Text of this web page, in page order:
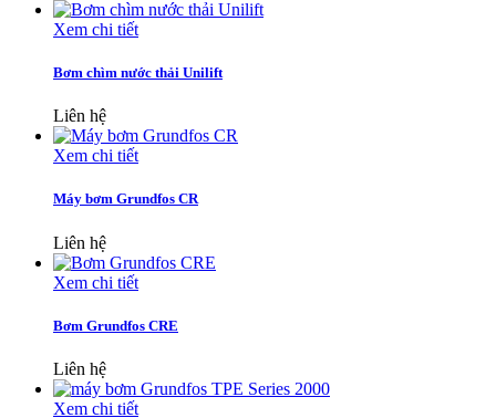
Xem chi tiết
Bơm chìm nước thải Unilift
Liên hệ
Xem chi tiết
Máy bơm Grundfos CR
Liên hệ
Xem chi tiết
Bơm Grundfos CRE
Liên hệ
Xem chi tiết